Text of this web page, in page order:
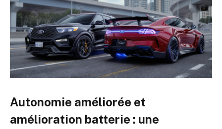
Autonomie améliorée et
amélioration batterie : une